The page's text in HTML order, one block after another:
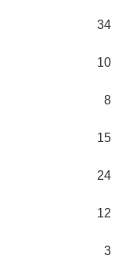
34
10
8
15
24
12
3